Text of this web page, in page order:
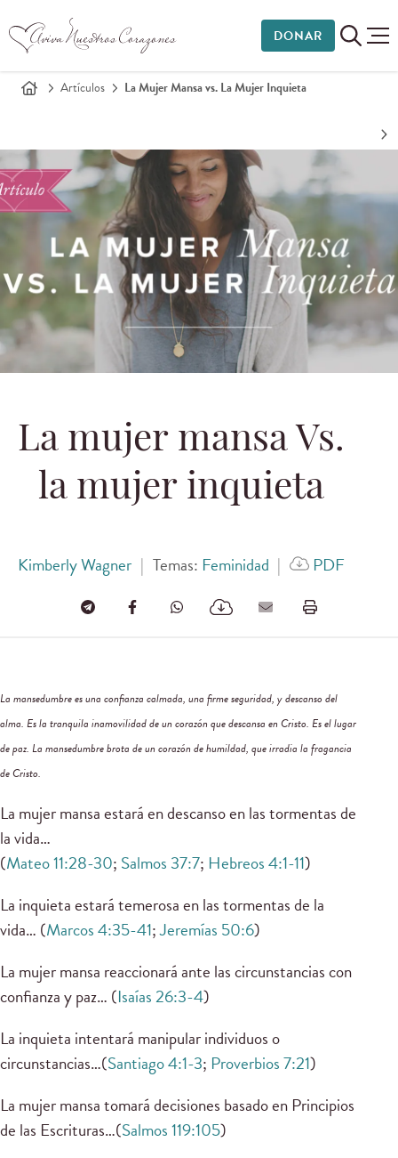
DONAR
Artículos La Mujer Mansa vs. La Mujer Inquieta
La mujer mansa Vs.
la mujer inquieta
Kimberly Wagner | Temas: Feminidad | PDF
La mansedumbre es una confianza calmada, una firme seguridad, y descanso del
alma. Es la tranquila inamovilidad de un corazón que descansa en Cristo. Es el lugar
de paz. La mansedumbre brota de un corazón de humildad, que irradia la fragancia
de Cristo.
La mujer mansa estará en descanso en las tormentas de
la vida…
(Mateo 11:28-30; Salmos 37:7; Hebreos 4:1-11)
La inquieta estará temerosa en las tormentas de la
vida… (Marcos 4:35-41;Jeremías 50:6)
La mujer mansa reaccionará ante las circunstancias con
confianza y paz… (Isaías 26:3-4)
La inquieta intentará manipular individuos o
circunstancias…(Santiago 4:1-3; Proverbios 7:21)
La mujer mansa tomará decisiones basado en Principios
de las Escrituras…(Salmos 119:105)